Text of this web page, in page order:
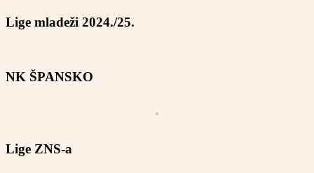
Lige mladeži 2024./25.
NK ŠPANSKO
Lige ZNS-a